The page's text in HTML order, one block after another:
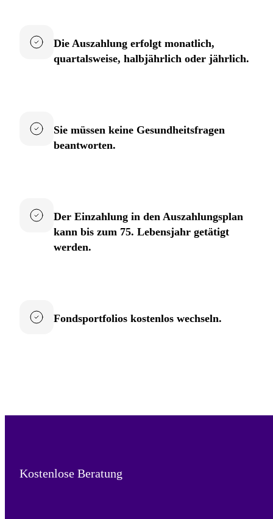
Die Auszahlung erfolgt monatlich,
quartalsweise, halbjährlich oder jährlich.
Sie müssen keine Gesundheitsfragen
beantworten.
Der Einzahlung in den Auszahlungsplan
kann bis zum 75. Lebensjahr getätigt
werden.
Fondsportfolios kostenlos wechseln.
Kostenlose Beratung